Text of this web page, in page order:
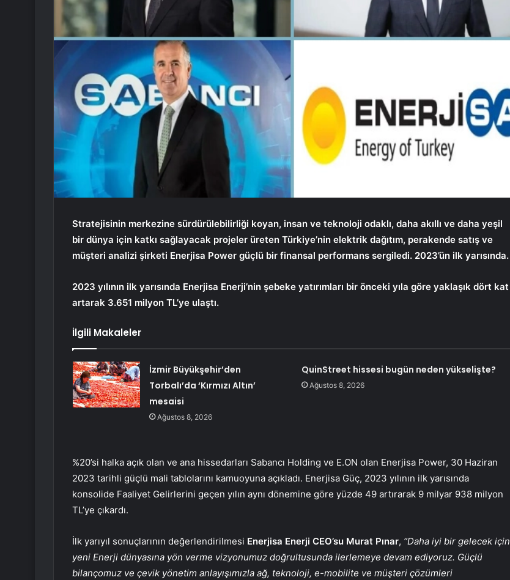
Stratejisinin merkezine sürdürülebilirliği koyan, insan ve teknoloji odaklı, daha akıllı ve daha yeşil
bir dünya için katkı sağlayacak projeler üreten Türkiye’nin elektrik dağıtım, perakende satış ve
müşteri analizi şirketi Enerjisa Power güçlü bir finansal performans sergiledi. 2023’ün ilk yarısında.
2023 yılının ilk yarısında Enerjisa Enerji’nin şebeke yatırımları bir önceki yıla göre yaklaşık dört kat
artarak 3.651 milyon TL’ye ulaştı.
İlgili Makaleler
İzmir Büyükşehir’den
Torbalı’da ‘Kırmızı Altın’
mesaisi
Ağustos 8, 2026
QuinStreet hissesi bugün neden yükselişte?
Ağustos 8, 2026
%20’si halka açık olan ve ana hissedarları Sabancı Holding ve E.ON olan Enerjisa Power, 30 Haziran
2023 tarihli güçlü mali tablolarını kamuoyuna açıkladı. Enerjisa Güç, 2023 yılının ilk yarısında
konsolide Faaliyet Gelirlerini geçen yılın aynı dönemine göre yüzde 49 artırarak 9 milyar 938 milyon
TL’ye çıkardı.
İlk yarıyıl sonuçlarının değerlendirilmesi Enerjisa Enerji CEO’su Murat Pınar, “Daha iyi bir gelecek için
yeni Enerji dünyasına yön verme vizyonumuz doğrultusunda ilerlemeye devam ediyoruz. Güçlü
bilançomuz ve çevik yönetim anlayışımızla ağ, teknoloji, e-mobilite ve müşteri çözümleri